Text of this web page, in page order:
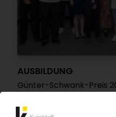
AUSBILDUNG
Günter-Schwank-Preis
Nachwuchskräfte aus